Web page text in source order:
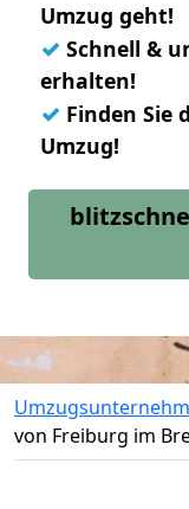
Umzug geht!
✓ Schnell &
erhalten!
✓ Finden Sie
Umzug!
von Freiburg im